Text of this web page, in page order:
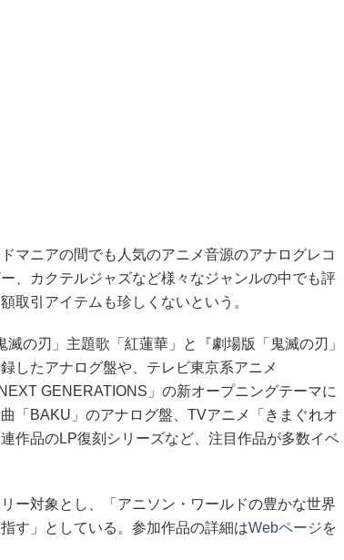
マニアの間でも人気のアニメ音源のアナログレコ
、カクテルジャズなど様々なジャンルの中でも評
取引アイテムも珍しくないという。
の刃」主題歌「紅蓮華」と『劇場版「鬼滅の刃」
したアナログ盤や、テレビ東京系アニメ
GENERATIONS」の新オープニングテーマに
「BAKU」のアナログ盤、TVアニメ「きまぐれオ
作品のLP復刻シリーズなど、注目作品が多数イベ
ー対象とし、「アニソン・ワールドの豊かな世界
す」としている。参加作品の詳細はWebページを